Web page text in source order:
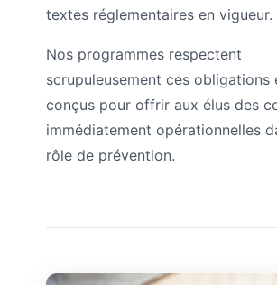
textes réglementaires en vigueur.
Nos programmes respectent
scrupuleusement ces obligations
conçus pour offrir aux élus des
immédiatement opérationnelles
rôle de prévention.